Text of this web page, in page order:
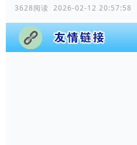
3628阅读 2026-02-12 20:57:58